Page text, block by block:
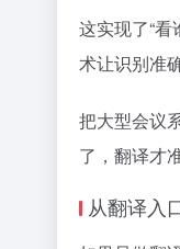
这实现了“
术让识别准
把大型会议
了，翻译才
从翻译入